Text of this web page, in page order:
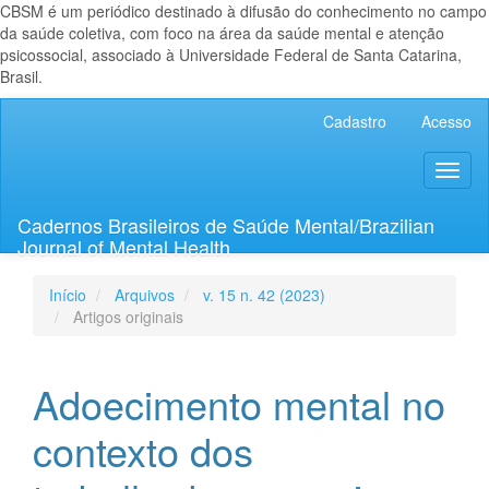
CBSM é um periódico destinado à difusão do conhecimento no campo
da saúde coletiva, com foco na área da saúde mental e atenção
psicossocial, associado à Universidade Federal de Santa Catarina,
Brasil.
Lateral
Cadastro Acesso
Cadernos Brasileiros de Saúde Mental/Brazilian
Journal of Mental Health
Início Arquivos
v. 15 n. 42 (2023)
Artigos originais
Adoecimento mental no
contexto dos